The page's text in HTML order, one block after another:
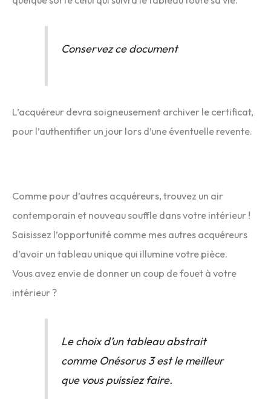
Conservez ce document
L’acquéreur devra soigneusement archiver le certificat,
pour l’authentifier un jour lors d’une éventuelle revente.
Comme pour d’autres acquéreurs, trouvez un air
contemporain et nouveau souffle dans votre intérieur !
Saisissez l’opportunité comme mes autres acquéreurs
d’avoir un tableau unique qui illumine votre pièce.
Vous avez envie de donner un coup de fouet à votre
intérieur ?
Le choix d’un tableau abstrait
comme Onésorus 3 est le meilleur
que vous puissiez faire.